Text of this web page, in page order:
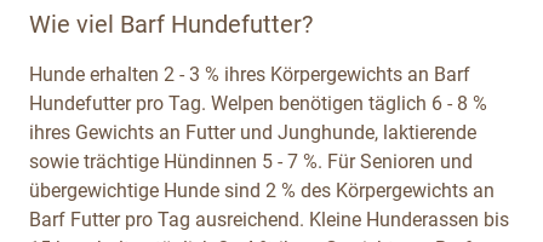
Wie viel Barf Hundefutter?
Hunde erhalten 2 - 3 % ihres Körpergewichts an Barf
Hundefutter pro Tag. Welpen benötigen täglich 6 - 8 %
ihres Gewichts an Futter und Junghunde, laktierende
sowie trächtige Hündinnen 5 - 7 %. Für Senioren und
übergewichtige Hunde sind 2 % des Körpergewichts an
Barf Futter pro Tag ausreichend. Kleine Hunderassen bis